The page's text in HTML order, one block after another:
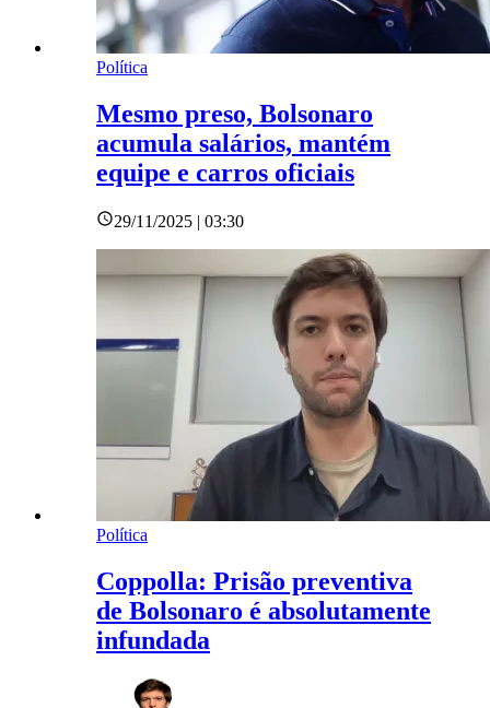
Política
Mesmo preso, Bolsonaro
acumula salários, mantém
equipe e carros oficiais
29/11/2025 | 03:30
Política
Coppolla: Prisão preventiva
de Bolsonaro é absolutamente
infundada